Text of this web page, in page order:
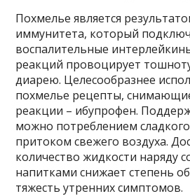
Похмелье является
иммунитета, который
воспалительные
реакций провоцирует
диарею. Целесообразнее
похмелье рецепты,
реакции – ибупрофен.
можно потреблением
притоком свежего воздуха.
количество жидкости наряду
напитками снижает степень
тяжесть утренних симптомов.